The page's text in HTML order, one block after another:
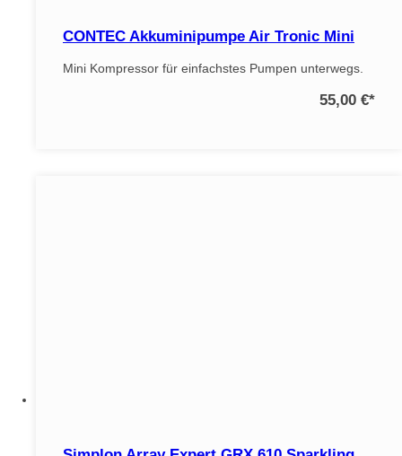
CONTEC Akkuminipumpe Air Tronic Mini
Mini Kompressor für einfachstes Pumpen unterwegs.
55,00 €*